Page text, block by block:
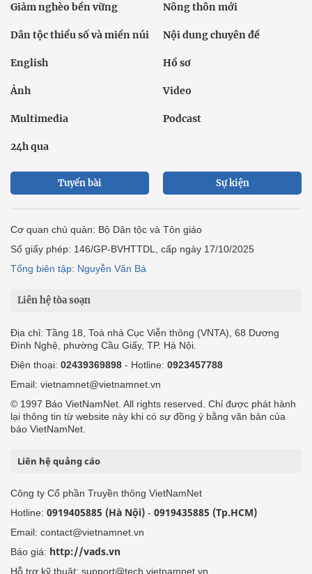
Giảm nghèo bền vững Nông thôn mới
Dân tộc thiểu số và miền núi Nội dung chuyên đề
English Hồ sơ
Ảnh Video
Multimedia Podcast
24h qua
Tuyến bài Sự kiện
Cơ quan chủ quản: Bộ Dân tộc và Tôn giáo
Số giấy phép: 146/GP-BVHTTDL, cấp ngày 17/10/2025
Tổng biên tập: Nguyễn Văn Bá
Liên hệ tòa soạn
Địa chỉ: Tầng 18, Toà nhà Cục Viễn thông (VNTA), 68 Dương
Đình Nghệ, phường Cầu Giấy, TP. Hà Nội.
Điện thoại: 02439369898 - Hotline: 0923457788
Email: vietnamnet@vietnamnet.vn
© 1997 Báo VietNamNet. All rights reserved. Chỉ được phát hành
lại thông tin từ website này khi có sự đồng ý bằng văn bản của
báo VietNamNet.
Liên hệ quảng cáo
Công ty Cổ phần Truyền thông VietNamNet
Hotline: 0919405885 (Hà Nội) - 0919435885 (Tp.HCM)
Email: contact@vietnamnet.vn
Báo giá: http://vads.vn
Hỗ trợ kỹ thuật: support@tech.vietnamnet.vn